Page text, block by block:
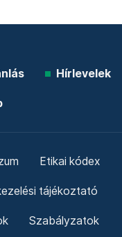
Hírlevelek
Etikai kódex
tájékoztató
Szabályzatok